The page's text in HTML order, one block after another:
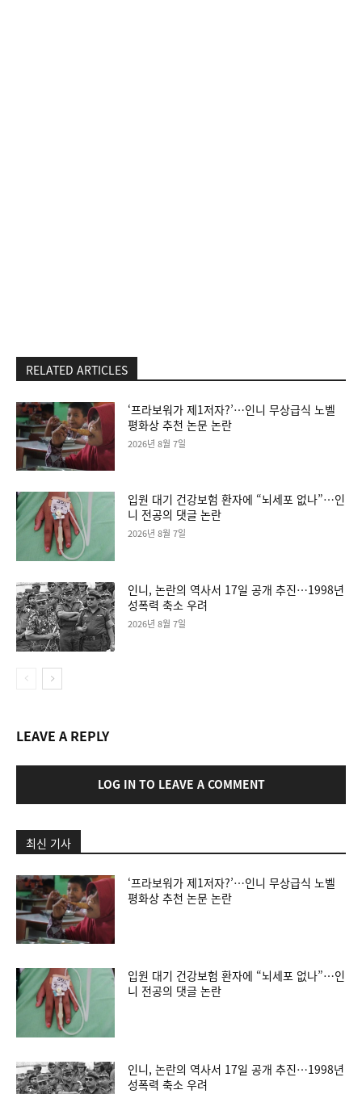
RELATED ARTICLES
‘프라보워가 제1저자?’…인니 무상급식 노벨
평화상 추천 논문 논란
2026년 8월 7일
입원 대기 건강보험 환자에 “뇌세포 없나”…인
니 전공의 댓글 논란
2026년 8월 7일
인니, 논란의 역사서 17일 공개 추진…1998년
성폭력 축소 우려
2026년 8월 7일
LEAVE A REPLY
LOG IN TO LEAVE A COMMENT
최신 기사
‘프라보워가 제1저자?’…인니 무상급식 노벨
평화상 추천 논문 논란
입원 대기 건강보험 환자에 “뇌세포 없나”…인
니 전공의 댓글 논란
인니, 논란의 역사서 17일 공개 추진…1998년
성폭력 축소 우려